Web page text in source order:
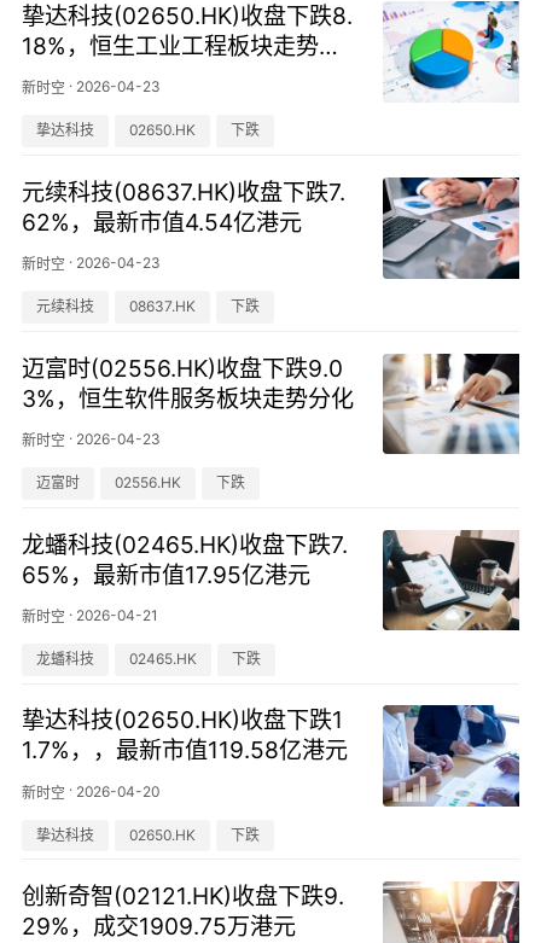
挚达科技(02650.HK)收盘下跌8.
18%，恒生工业工程板块走势分
化
新时空 · 2026-04-23
挚达科技 02650.HK 下跌
元续科技(08637.HK)收盘下跌7.
62%，最新市值4.54亿港元
新时空 · 2026-04-23
元续科技 08637.HK 下跌
迈富时(02556.HK)收盘下跌9.0
3%，恒生软件服务板块走势分化
新时空 · 2026-04-23
迈富时 02556.HK 下跌
龙蟠科技(02465.HK)收盘下跌7.
65%，最新市值17.95亿港元
新时空 · 2026-04-21
龙蟠科技 02465.HK 下跌
挚达科技(02650.HK)收盘下跌1
1.7%，，最新市值119.58亿港元
新时空 · 2026-04-20
挚达科技 02650.HK 下跌
创新奇智(02121.HK)收盘下跌9.
29%，成交1909.75万港元